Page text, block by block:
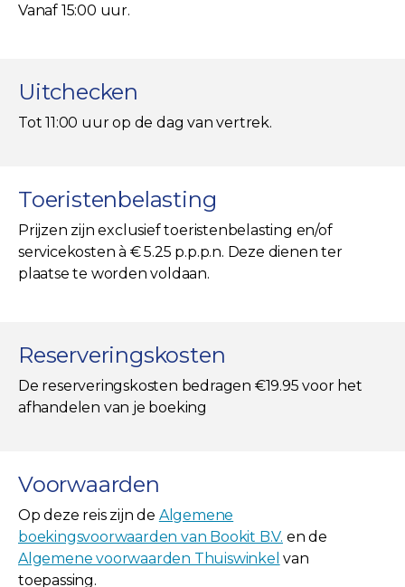
Vanaf 15:00 uur.
Uitchecken
Tot 11:00 uur op de dag van vertrek.
Toeristenbelasting
Prijzen zijn exclusief toeristenbelasting en/of
servicekosten à € 5.25 p.p.p.n. Deze dienen ter
plaatse te worden voldaan.
Reserveringskosten
De reserveringskosten bedragen €19.95 voor het
afhandelen van je boeking
Voorwaarden
Op deze reis zijn de Algemene
boekingsvoorwaarden van Bookit B.V. en de
Algemene voorwaarden Thuiswinkel van
toepassing.